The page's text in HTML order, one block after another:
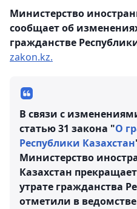
Министерство
сообщает об
гражданстве
zakon.kz.
В связи с
статью 31 закона "О
Республики Казахстан
Министерство
Казахстан
утрате гражданства
отметили в